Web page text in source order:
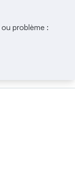
problème :